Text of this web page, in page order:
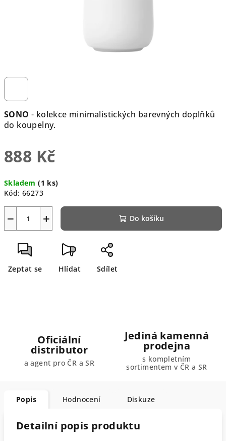
SONO - kolekce minimalistických barevných doplňků
do koupelny.
888 Kč
cena:
Skladem(1 ks)
Kód: 66273
+
− Do košíku
Zeptat se Hlídat Sdílet
Oficiální
distributor
a agent pro ČR a SR
Jediná kamenná
prodejna
s kompletním
sortimentem v ČR a SR
Popis Hodnocení Diskuze
Detailní popis produktu